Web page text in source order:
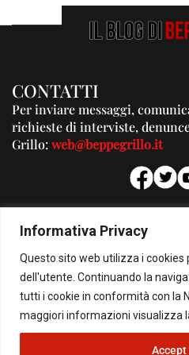
Informativa Privacy
Questo sito web utilizza i
dell'utente. Continuando la
tutti i cookie in conformità con la
maggiori informazioni visualizza
Accept
CONTATTI
Per inviare messaggi,
richieste di interviste,
Grillo:web@beppegrillo.it
Per la
HOMEPAGE COOKIE POLICY
© Copyright 2026 - Il Blog di Beppe